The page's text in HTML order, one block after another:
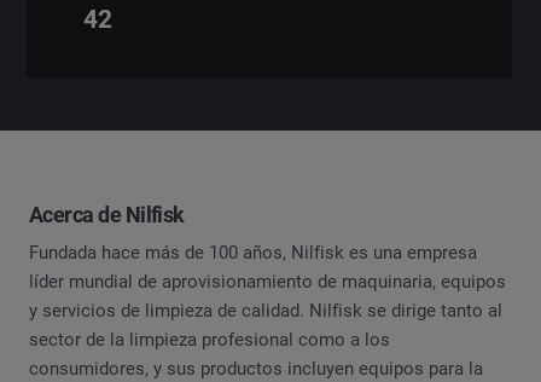
42
Acerca de Nilfisk
Fundada hace más de 100 años, Nilfisk es una empresa
líder mundial de aprovisionamiento de maquinaria, equipos
y servicios de limpieza de calidad. Nilfisk se dirige tanto al
sector de la limpieza profesional como a los
consumidores, y sus productos incluyen equipos para la